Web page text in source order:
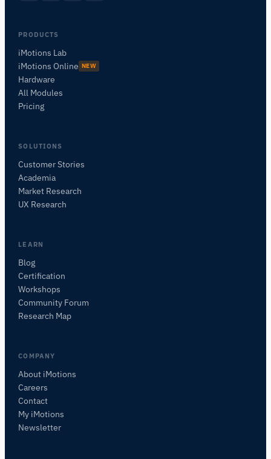
PRODUCTS
iMotions Lab
iMotions Online NEW
Hardware
All Modules
Pricing
SOLUTIONS
Customer Stories
Academia
Market Research
UX Research
LEARN
Blog
Certification
Workshops
Community Forum
Research Map
COMPANY
About iMotions
Careers
Contact
My iMotions
Newsletter
研究方法、製品、センサー、SDK、リソースに
このページについて質問
このページは何についてですか？